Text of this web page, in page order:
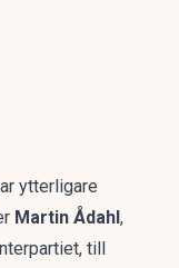
ytterligare
Martin Ådahl,
till